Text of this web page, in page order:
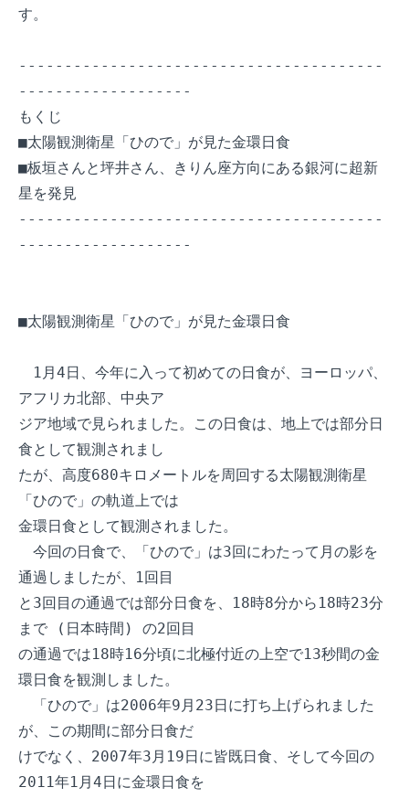
す。
----------------------------------------
-------------------
もくじ
■太陽観測衛星「ひので」が見た金環日食
■板垣さんと坪井さん、きりん座方向にある銀河に超新
星を発見
----------------------------------------
-------------------
■太陽観測衛星「ひので」が見た金環日食
1月4日、今年に入って初めての日食が、ヨーロッパ、
アフリカ北部、中央ア
ジア地域で見られました。この日食は、地上では部分日
食として観測されまし
たが、高度680キロメートルを周回する太陽観測衛星
「ひので」の軌道上では
金環日食として観測されました。
今回の日食で、「ひので」は3回にわたって月の影を
通過しましたが、1回目
と3回目の通過では部分日食を、18時8分から18時23分
まで (日本時間) の2回目
の通過では18時16分頃に北極付近の上空で13秒間の金
環日食を観測しました。
「ひので」は2006年9月23日に打ち上げられました
が、この期間に部分日食だ
けでなく、2007年3月19日に皆既日食、そして今回の
2011年1月4日に金環日食を